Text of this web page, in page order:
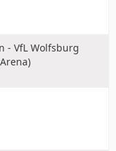
- VfL Wolfsburg